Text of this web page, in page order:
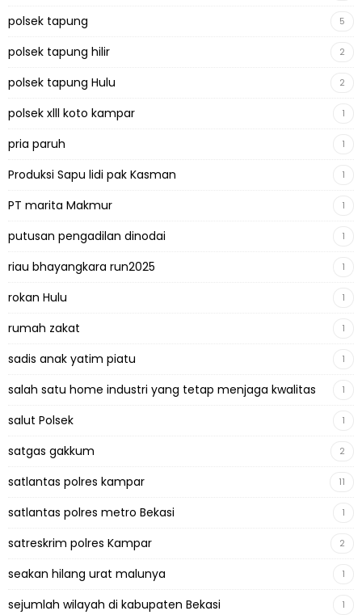
polsek tapung 5
polsek tapung hilir 2
polsek tapung Hulu 2
polsek xlll koto kampar 1
pria paruh 1
Produksi Sapu lidi pak Kasman 1
PT marita Makmur 1
putusan pengadilan dinodai 1
riau bhayangkara run2025 1
rokan Hulu 1
rumah zakat 1
sadis anak yatim piatu 1
salah satu home industri yang tetap menjaga kwalitas 1
salut Polsek 1
satgas gakkum 2
satlantas polres kampar 11
satlantas polres metro Bekasi 1
satreskrim polres Kampar 2
seakan hilang urat malunya 1
sejumlah wilayah di kabupaten Bekasi 1